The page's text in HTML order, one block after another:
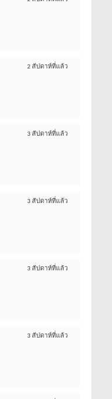
2 สัปดาห์ที่แล้ว
3 สัปดาห์ที่แล้ว
3 สัปดาห์ที่แล้ว
3 สัปดาห์ที่แล้ว
3 สัปดาห์ที่แล้ว